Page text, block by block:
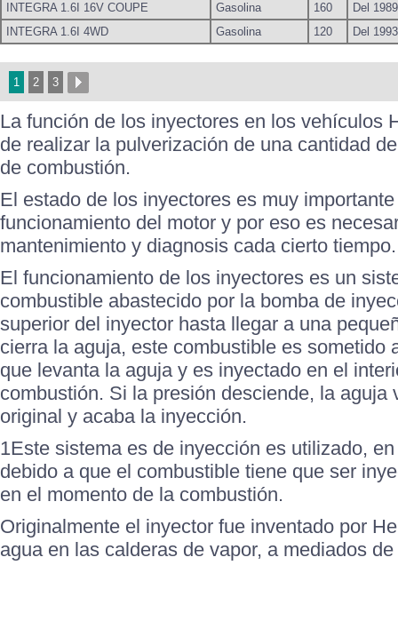
INTEGRA 1.6I 16V COUPE
Gasolina 160
Del
INTEGRA 1.6I 4WD
Gasolina 120 Del
1 2 3
La función de los inyectores en los vehículos
de realizar la pulverización de una cantidad
de combustión.
El estado de los inyectores es muy
funcionamiento del motor y por eso es
mantenimiento y diagnosis cada cierto tiempo.
El funcionamiento de los inyectores es un
combustible abastecido por la bomba de
superior del inyector hasta llegar a una
cierra la aguja, este combustible es sometido
que levanta la aguja y es inyectado en el
combustión. Si la presión desciende, la aguja
original y acaba la inyección.
1Este sistema es de inyección es utilizado,
debido a que el combustible tiene que ser
en el momento de la combustión.
Originalmente el inyector fue inventado por
agua en las calderas de vapor, a mediados